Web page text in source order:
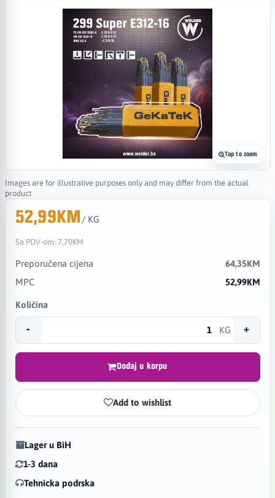
Tap to zoom
Images are for illustrative purposes only and may differ from the actual
product
52,99KM / KG
Sa PDV-om: 7,70KM
Preporučena cijena
64,35KM
MPC
52,99KM
Količina
- KG +
Dodaj u korpu
Add to wishlist
Lager u BiH
1-3 dana
Tehnicka podrska